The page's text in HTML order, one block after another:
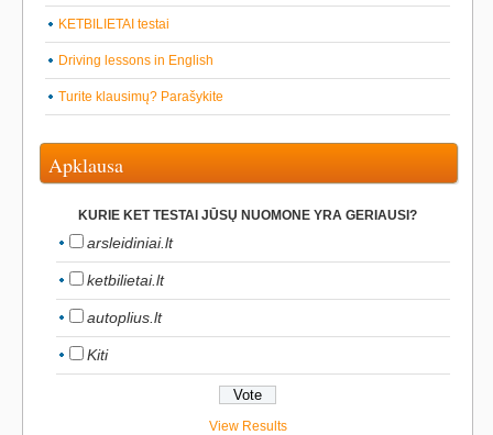
KETBILIETAI testai
Driving lessons in English
Turite klausimų? Parašykite
Apklausa
KURIE KET TESTAI JŪSŲ NUOMONE YRA GERIAUSI?
arsleidiniai.lt
ketbilietai.lt
autoplius.lt
Kiti
View Results